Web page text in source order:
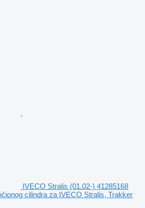
IVECO Stralis (01.02-) 41285168
cilindra za IVECO Stralis, Trakker